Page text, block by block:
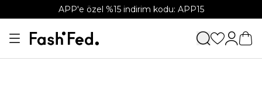
APP'e özel %15 indirim kodu: APP15